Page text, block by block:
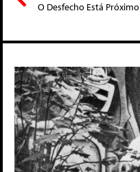
O Desfecho Está Próximo